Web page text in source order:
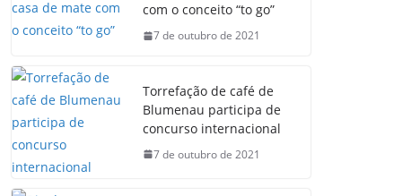
com o conceito “to go”
7 de outubro de 2021
Torrefação de café de
Blumenau participa de
concurso internacional
7 de outubro de 2021